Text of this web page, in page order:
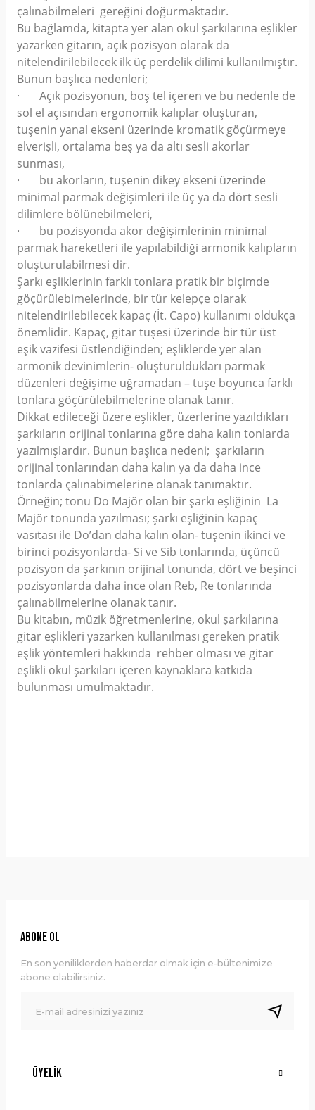
çalınabilmeleri gereğini doğurmaktadır.
Bu bağlamda, kitapta yer alan okul şarkılarına eşlikler
yazarken gitarın, açık pozisyon olarak da
nitelendirilebilecek ilk üç perdelik dilimi kullanılmıştır.
Bunun başlıca nedenleri;
· Açık pozisyonun, boş tel içeren ve bu nedenle de
sol el açısından ergonomik kalıplar oluşturan,
tuşenin yanal ekseni üzerinde kromatik göçürmeye
elverişli, ortalama beş ya da altı sesli akorlar
sunması,
· bu akorların, tuşenin dikey ekseni üzerinde
minimal parmak değişimleri ile üç ya da dört sesli
dilimlere bölünebilmeleri,
· bu pozisyonda akor değişimlerinin minimal
parmak hareketleri ile yapılabildiği armonik kalıpların
oluşturulabilmesi dir.
Şarkı eşliklerinin farklı tonlara pratik bir biçimde
göçürülebimelerinde, bir tür kelepçe olarak
nitelendirilebilecek kapaç (İt. Capo) kullanımı oldukça
önemlidir. Kapaç, gitar tuşesi üzerinde bir tür üst
eşik vazifesi üstlendiğinden; eşliklerde yer alan
armonik devinimlerin- oluşturuldukları parmak
düzenleri değişime uğramadan – tuşe boyunca farklı
tonlara göçürülebilmelerine olanak tanır.
Dikkat edileceği üzere eşlikler, üzerlerine yazıldıkları
şarkıların orijinal tonlarına göre daha kalın tonlarda
yazılmışlardır. Bunun başlıca nedeni; şarkıların
orijinal tonlarından daha kalın ya da daha ince
tonlarda çalınabimelerine olanak tanımaktır.
Örneğin; tonu Do Majör olan bir şarkı eşliğinin La
Majör tonunda yazılması; şarkı eşliğinin kapaç
vasıtası ile Do’dan daha kalın olan- tuşenin ikinci ve
birinci pozisyonlarda- Si ve Sib tonlarında, üçüncü
pozisyon da şarkının orijinal tonunda, dört ve beşinci
pozisyonlarda daha ince olan Reb, Re tonlarında
çalınabilmelerine olanak tanır.
Bu kitabın, müzik öğretmenlerine, okul şarkılarına
gitar eşlikleri yazarken kullanılması gereken pratik
eşlik yöntemleri hakkında rehber olması ve gitar
eşlikli okul şarkıları içeren kaynaklara katkıda
bulunması umulmaktadır.
Ürün resmi kalitesiz, bozuk veya görüntülenemiyor.
Ürün bilgilerinde hatalar bulunuyor.
Bu ürüne benzer farklı alternatifler olmalı.
Üyelik
ABONE OL
En son yeniliklerden haberdar olmak için e-bültenimize
abone olabilirsiniz.